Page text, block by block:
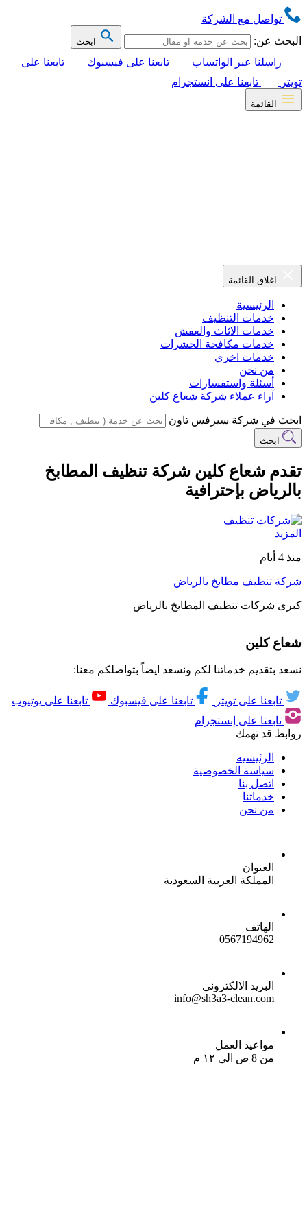
تواصل مع الشركة
البحث عن:
ابحث
راسلنا عبر الواتساب تابعنا على فيسبوك
تابعنا على
تويتر
تابعنا على انستجرام
القائمة
اغلاق القائمة
الرئيسية
خدمات التنظيف
خدمات الاثاث والعفش
خدمات مكافحة الحشرات
خدمات اخري
من نحن
أسئلة واستفسارات
آراء عملاء شركة شعاع كلين
ابحث في شركة سيرفس تاون
ابحث
تقدم شعاع كلين شركة تنظيف المطابخ
بالرياض بإحترافية
المزيد
منذ 4 أيام
شركة تنظيف مطابخ بالرياض
كبرى شركات تنظيف المطابخ بالرياض
شعاع كلين
نسعد بتقديم خدماتنا لكم ونسعد ايضاً بتواصلكم معنا:
تابعنا على تويتر تابعنا على فيسبوك
تابعنا على يوتيوب
تابعنا على إنستجرام
روابط قد تهمك
الرئيسيه
سياسة الخصوصية
اتصل بنا
خدماتنا
من نحن
العنوان
المملكة العربية السعودية
الهاتف
0567194962
البريد الالكترونى
info@sh3a3-clean.com
مواعيد العمل
من 8 ص الي ١٢ م